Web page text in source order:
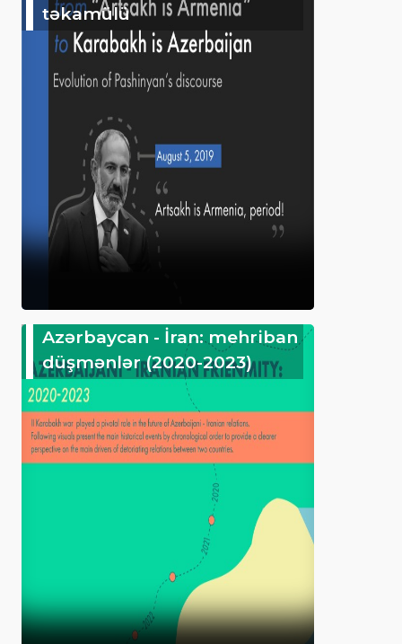
təkamülü
Azərbaycan - İran: mehriban
düşmənlər (2020-2023)